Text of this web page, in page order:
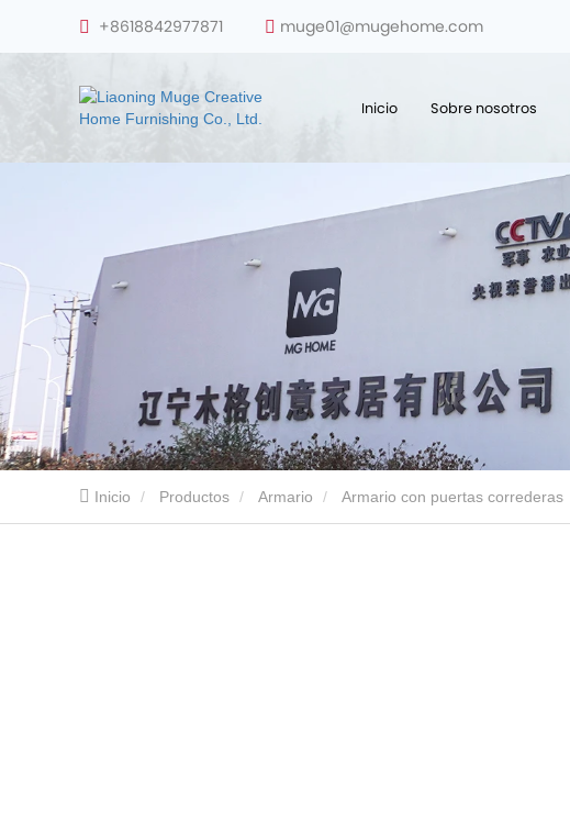
+8618842977871 muge01@mugehome.com
Inicio Sobre nosotros
Inicio Productos Armario Armario con puertas correderas